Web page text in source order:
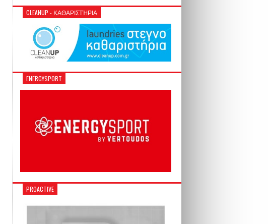
CLEANUP - ΚΑΘΑΡΙΣΤΉΡΙΑ
ENERGYSPORT
PROACTIVE